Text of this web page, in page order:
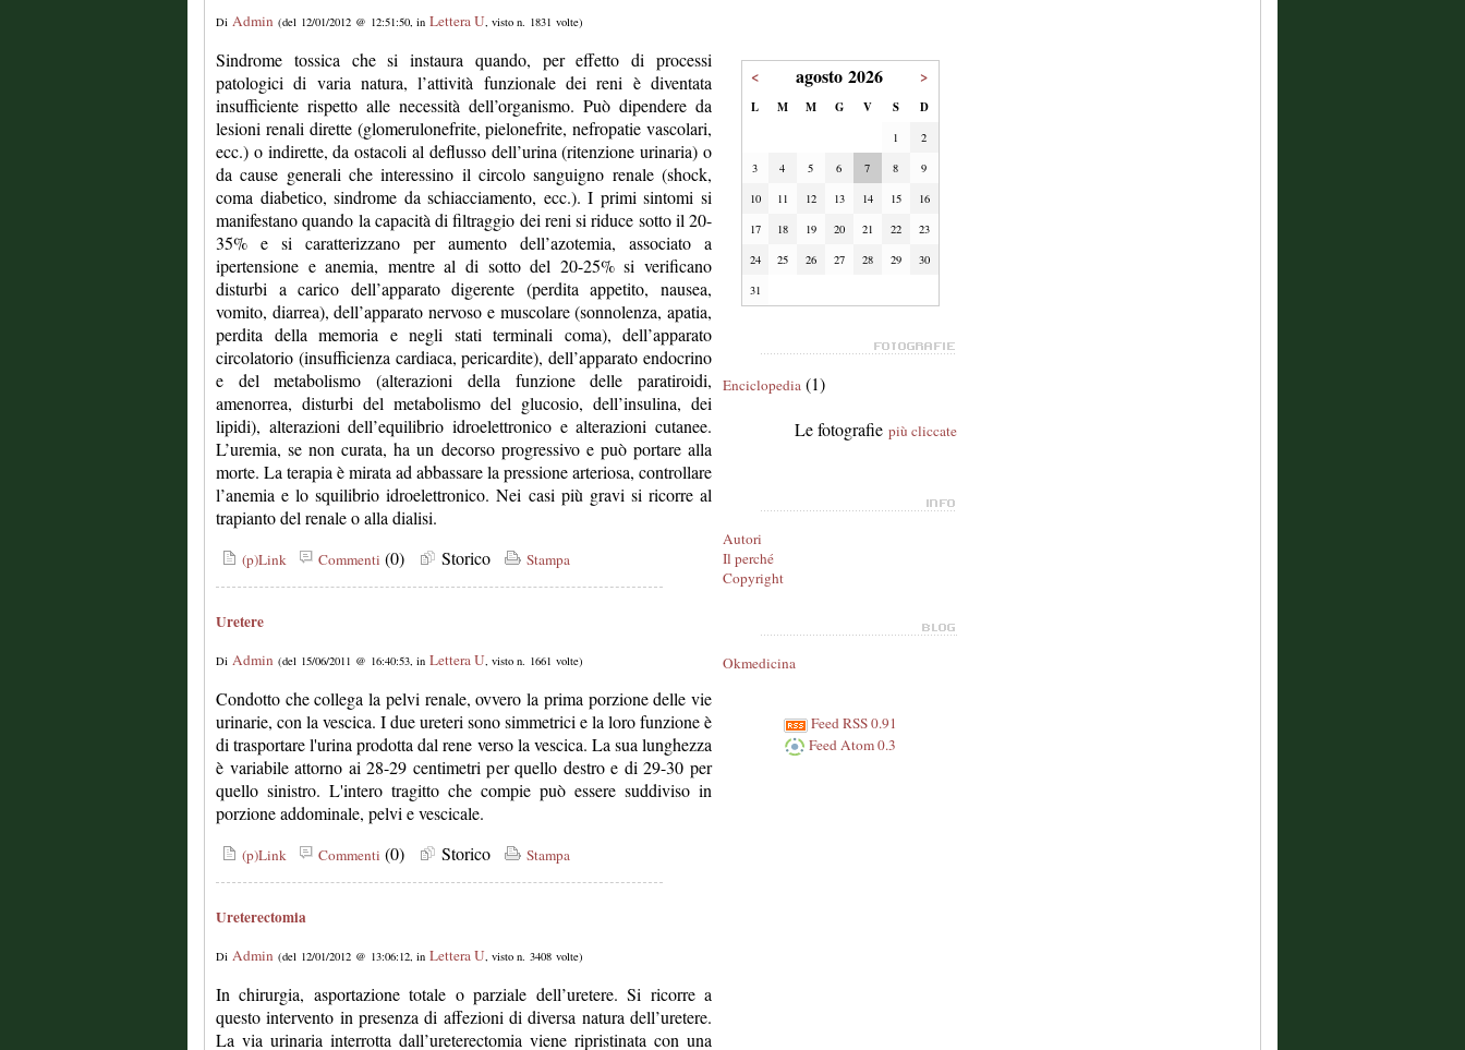
Di Admin (del 12/01/2012 @ 12:51:50, in Lettera U, visto n. 1831 volte)
Sindrome tossica che si instaura quando, per effetto di processi
patologici di varia natura, l’attività funzionale dei reni è diventata
insufficiente rispetto alle necessità dell’organismo. Può dipendere da
lesioni renali dirette (glomerulonefrite, pielonefrite, nefropatie vascolari,
ecc.) o indirette, da ostacoli al deflusso dell’urina (ritenzione urinaria) o
da cause generali che interessino il circolo sanguigno renale (shock,
coma diabetico, sindrome da schiacciamento, ecc.). I primi sintomi si
manifestano quando la capacità di filtraggio dei reni si riduce sotto il 20-
35% e si caratterizzano per aumento dell’azotemia, associato a
ipertensione e anemia, mentre al di sotto del 20-25% si verificano
disturbi a carico dell’apparato digerente (perdita appetito, nausea,
vomito, diarrea), dell’apparato nervoso e muscolare (sonnolenza, apatia,
perdita della memoria e negli stati terminali coma), dell’apparato
circolatorio (insufficienza cardiaca, pericardite), dell’apparato endocrino
e del metabolismo (alterazioni della funzione delle paratiroidi,
amenorrea, disturbi del metabolismo del glucosio, dell’insulina, dei
lipidi), alterazioni dell’equilibrio idroelettronico e alterazioni cutanee.
L’uremia, se non curata, ha un decorso progressivo e può portare alla
morte. La terapia è mirata ad abbassare la pressione arteriosa, controllare
l’anemia e lo squilibrio idroelettronico. Nei casi più gravi si ricorre al
trapianto del renale o alla dialisi.
(p)Link Commenti (0) Storico Stampa
Uretere
Di Admin (del 15/06/2011 @ 16:40:53, in Lettera U, visto n. 1661 volte)
Condotto che collega la pelvi renale, ovvero la prima porzione delle vie
urinarie, con la vescica. I due ureteri sono simmetrici e la loro funzione è
di trasportare l'urina prodotta dal rene verso la vescica. La sua lunghezza
è variabile attorno ai 28-29 centimetri per quello destro e di 29-30 per
quello sinistro. L'intero tragitto che compie può essere suddiviso in
porzione addominale, pelvi e vescicale.
(p)Link Commenti (0) Storico Stampa
Ureterectomia
Di Admin (del 12/01/2012 @ 13:06:12, in Lettera U, visto n. 3408 volte)
In chirurgia, asportazione totale o parziale dell’uretere. Si ricorre a
questo intervento in presenza di affezioni di diversa natura dell’uretere.
La via urinaria interrotta dall’ureterectomia viene ripristinata con una
< agosto 2026 >
L M M G V S D
1
2
3
4 5 6 7 8
9
10
11 12 13 14 15
16
17
18 19 20 21 22
23
24
25 26 27 28 29
30
31
Enciclopedia (1)
Le fotografie più cliccate
Autori
Il perché
Copyright
Okmedicina
Feed RSS 0.91
Feed Atom 0.3